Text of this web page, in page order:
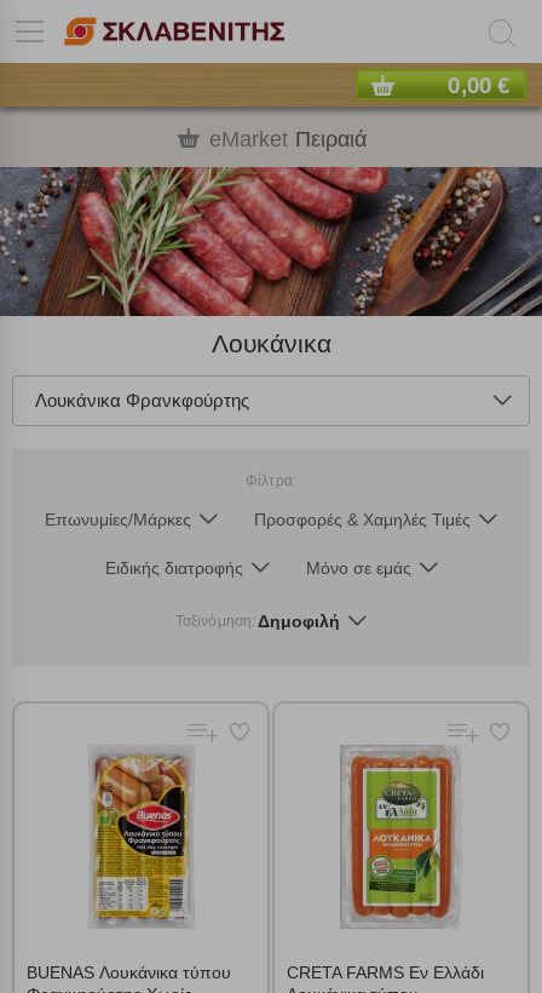
0,00 €
eMarket Πειραιά
Λουκάνικα
Λουκάνικα Φρανκφούρτης
Φίλτρα:
Επωνυμίες/Μάρκες Προσφορές & Χαμηλές Τιμές
Ειδικής διατροφής Μόνο σε εμάς
Ταξινόμηση: Δημοφιλή
BUENAS Λουκάνικα τύπου
CRETA FARMS Εν Ελλάδι